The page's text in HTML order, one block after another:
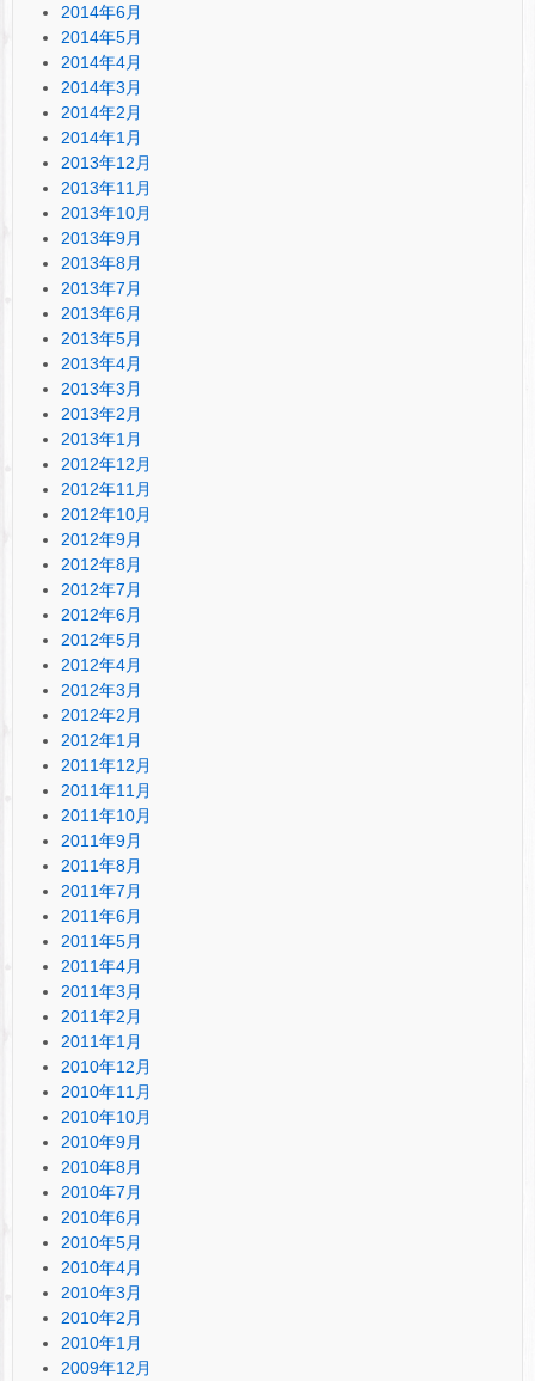
2014年6月
2014年5月
2014年4月
2014年3月
2014年2月
2014年1月
2013年12月
2013年11月
2013年10月
2013年9月
2013年8月
2013年7月
2013年6月
2013年5月
2013年4月
2013年3月
2013年2月
2013年1月
2012年12月
2012年11月
2012年10月
2012年9月
2012年8月
2012年7月
2012年6月
2012年5月
2012年4月
2012年3月
2012年2月
2012年1月
2011年12月
2011年11月
2011年10月
2011年9月
2011年8月
2011年7月
2011年6月
2011年5月
2011年4月
2011年3月
2011年2月
2011年1月
2010年12月
2010年11月
2010年10月
2010年9月
2010年8月
2010年7月
2010年6月
2010年5月
2010年4月
2010年3月
2010年2月
2010年1月
2009年12月